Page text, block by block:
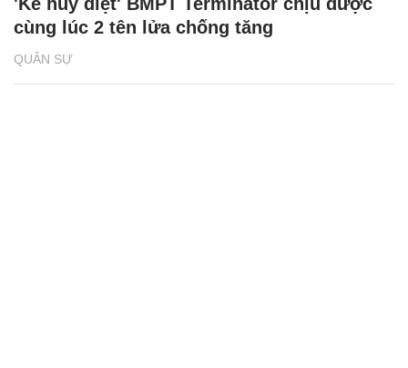
QUÂN SỰ
cùng lúc 2 tên lửa chống tăng